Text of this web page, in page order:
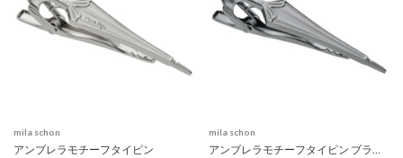
mila schon
アンブレラモチーフタイピン
mila schon